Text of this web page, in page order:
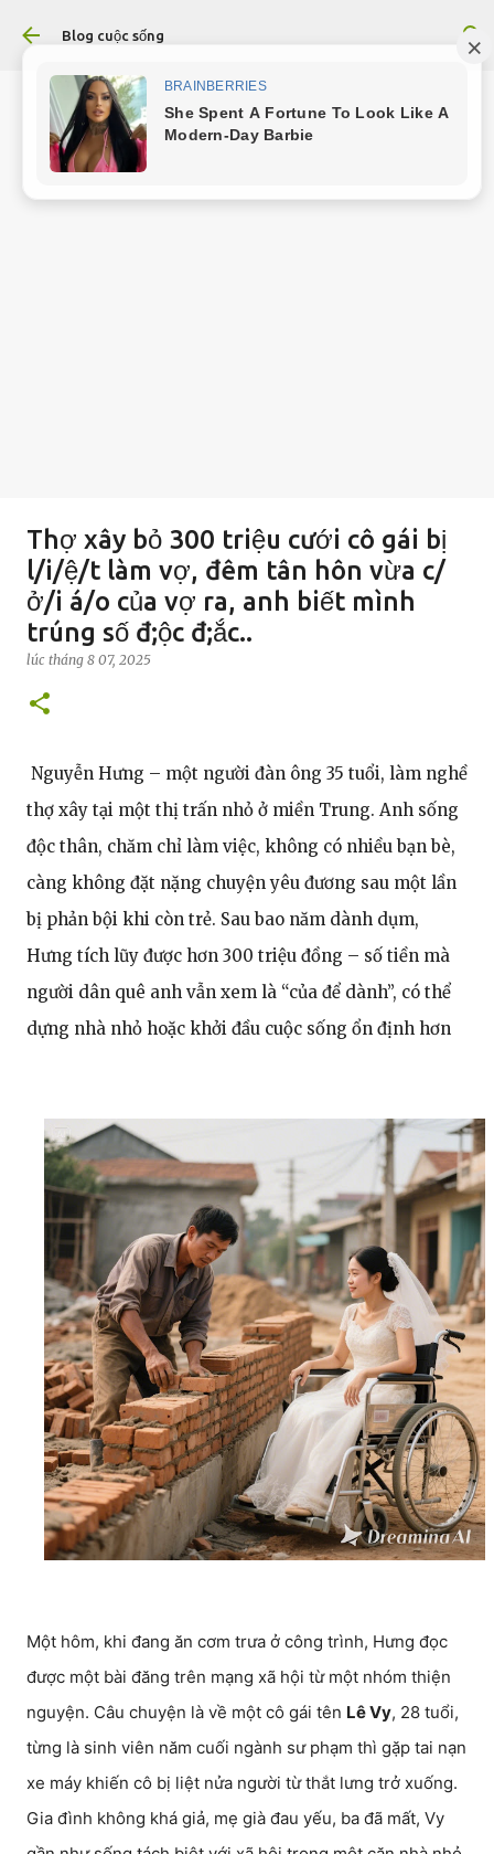
Chuyển đến nội dung chính
Blog cuộc sống
Thợ xây bỏ 300 triệu cưới cô gái bị
l/i/ệ/t làm vợ, đêm tân hôn vừa c/
ở/i á/o của vợ ra, anh biết mình
trúng số đ;ộc đ;ắc..
lúc tháng 8 07, 2025
Nguyễn Hưng – một người đàn ông 35 tuổi, làm nghề
thợ xây tại một thị trấn nhỏ ở miền Trung. Anh sống
độc thân, chăm chỉ làm việc, không có nhiều bạn bè,
càng không đặt nặng chuyện yêu đương sau một lần
bị phản bội khi còn trẻ. Sau bao năm dành dụm,
Hưng tích lũy được hơn 300 triệu đồng – số tiền mà
người dân quê anh vẫn xem là “của để dành”, có thể
dựng nhà nhỏ hoặc khởi đầu cuộc sống ổn định hơn
Một hôm, khi đang ăn cơm trưa ở công trình, Hưng đọc
được một bài đăng trên mạng xã hội từ một nhóm thiện
nguyện. Câu chuyện là về một cô gái tên Lê Vy, 28 tuổi,
từng là sinh viên năm cuối ngành sư phạm thì gặp tai nạn
xe máy khiến cô bị liệt nửa người từ thắt lưng trở xuống.
Gia đình không khá giả, mẹ già đau yếu, ba đã mất, Vy